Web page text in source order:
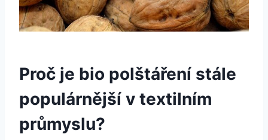
Proč je bio polštáření stále
populárnější v textilním
průmyslu?